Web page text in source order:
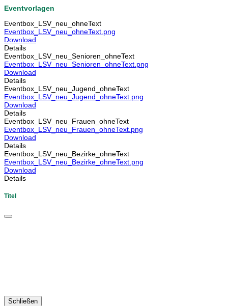
Eventvorlagen
Eventbox_LSV_neu_ohneText
Eventbox_LSV_neu_ohneText.png
Download
Details
Eventbox_LSV_neu_Senioren_ohneText
Eventbox_LSV_neu_Senioren_ohneText.png
Download
Details
Eventbox_LSV_neu_Jugend_ohneText
Eventbox_LSV_neu_Jugend_ohneText.png
Download
Details
Eventbox_LSV_neu_Frauen_ohneText
Eventbox_LSV_neu_Frauen_ohneText.png
Download
Details
Eventbox_LSV_neu_Bezirke_ohneText
Eventbox_LSV_neu_Bezirke_ohneText.png
Download
Details
Titel
Schließen